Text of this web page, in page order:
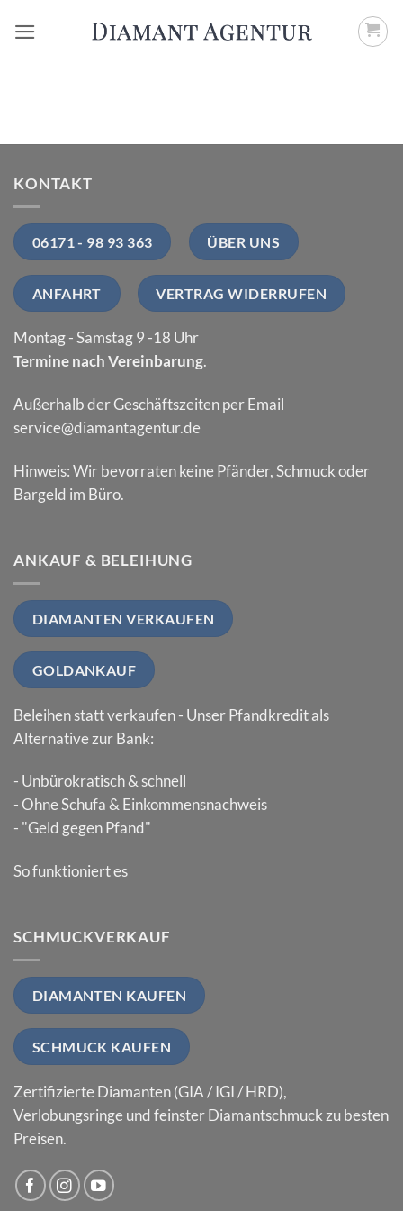
Inhalt
KONTAKT
06171 - 98 93 363 ÜBER UNS
ANFAHRT VERTRAG WIDERRUFEN
Montag - Samstag 9 -18 Uhr
Termine nach Vereinbarung.
Außerhalb der Geschäftszeiten per Email
service@diamantagentur.de
Hinweis: Wir bevorraten keine Pfänder, Schmuck oder
Bargeld im Büro.
ANKAUF & BELEIHUNG
DIAMANTEN VERKAUFEN
GOLDANKAUF
Beleihen statt verkaufen - Unser Pfandkredit als
Alternative zur Bank:
- Unbürokratisch & schnell
- Ohne Schufa & Einkommensnachweis
- "Geld gegen Pfand"
So funktioniert es
SCHMUCKVERKAUF
DIAMANTEN KAUFEN
SCHMUCK KAUFEN
Zertifizierte Diamanten (GIA / IGI / HRD),
Verlobungsringe und feinster Diamantschmuck zu besten
Preisen.